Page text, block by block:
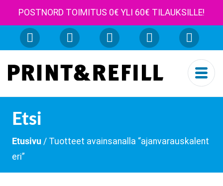
POSTNORD TOIMITUS 0€ YLI 60€ TILAUKSILLE!
Etsi
Etusivu / Tuotteet avainsanalla “ajanvarauskalent
eri”